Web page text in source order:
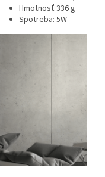
Hmotnosť 336 g
Spotreba: 5W